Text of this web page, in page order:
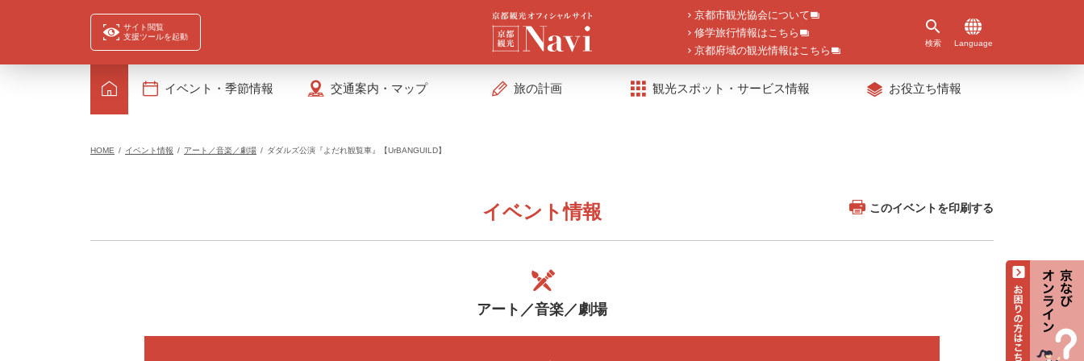
サイト閲覧
支援ツールを起動
京都市観光協会について
修学旅行情報はこちら
京都府域の観光情報はこちら
検索 Language
イベント・季節情報 交通案内・マップ 旅の計画 観光スポット・サービス情報 お役立ち情報
HOME イベント情報 アート／音楽／劇場 ダダルズ公演『よだれ観覧車』【UrBANGUILD】
イベント情報 このイベントを印刷する
アート／音楽／劇場